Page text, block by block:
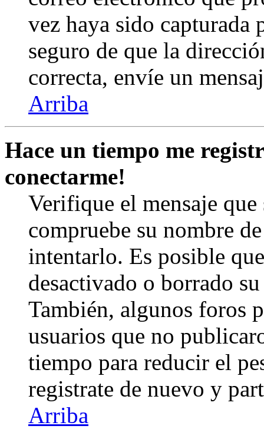
vez haya sido capturada
seguro de que la
correcta, envíe un
Arriba
Hace un tiempo me
conectarme!
Verifique el mensaje
compruebe su nombre
intentarlo. Es posible
desactivado o borrado
También, algunos foros
usuarios que no
tiempo para reducir el
registrate de nuevo y
Arriba